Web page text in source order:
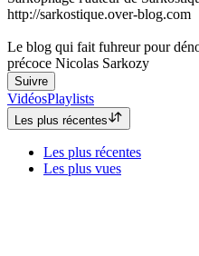
http://sarkostique.over-blog.com
Le blog qui fait fuhreur pour
précoce Nicolas Sarkozy
Suivre
VidéosPlaylists
Les plus récentes
Les plus récentes
Les plus vues